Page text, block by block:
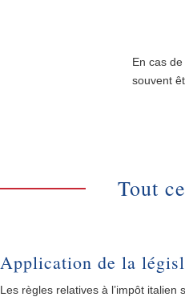
En cas
souvent
Tout
Application de la
Les règles relatives à l’impôt italien